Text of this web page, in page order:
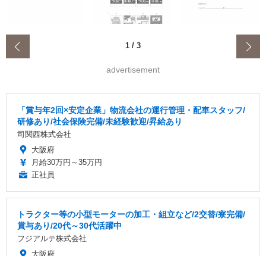
1 / 3
advertisement
「賞与年2回×安定企業」物流会社の運行管理・配車スタッフ/
研修あり/社会保険完備/未経験歓迎/昇給あり
司関西株式会社
大阪府
月給30万円～35万円
正社員
トラクター等の小型モーターの加工・組立など/2交替/寮完備/
賞与あり/20代～30代活躍中
フジアルテ株式会社
大阪府